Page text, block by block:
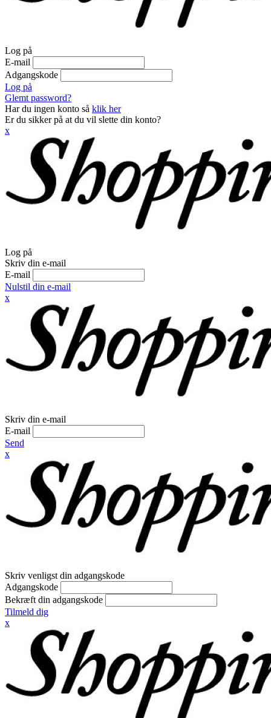
Log på
E-mail
Adgangskode
Log på
Glemt password?
Har du ingen konto så klik her
Er du sikker på at du vil slette din konto?
x
Log på
Skriv din e-mail
E-mail
Nulstil din e-mail
x
Skriv din e-mail
E-mail
Send
x
Skriv venligst din adgangskode
Adgangskode
Bekræft din adgangskode
Tilmeld dig
x